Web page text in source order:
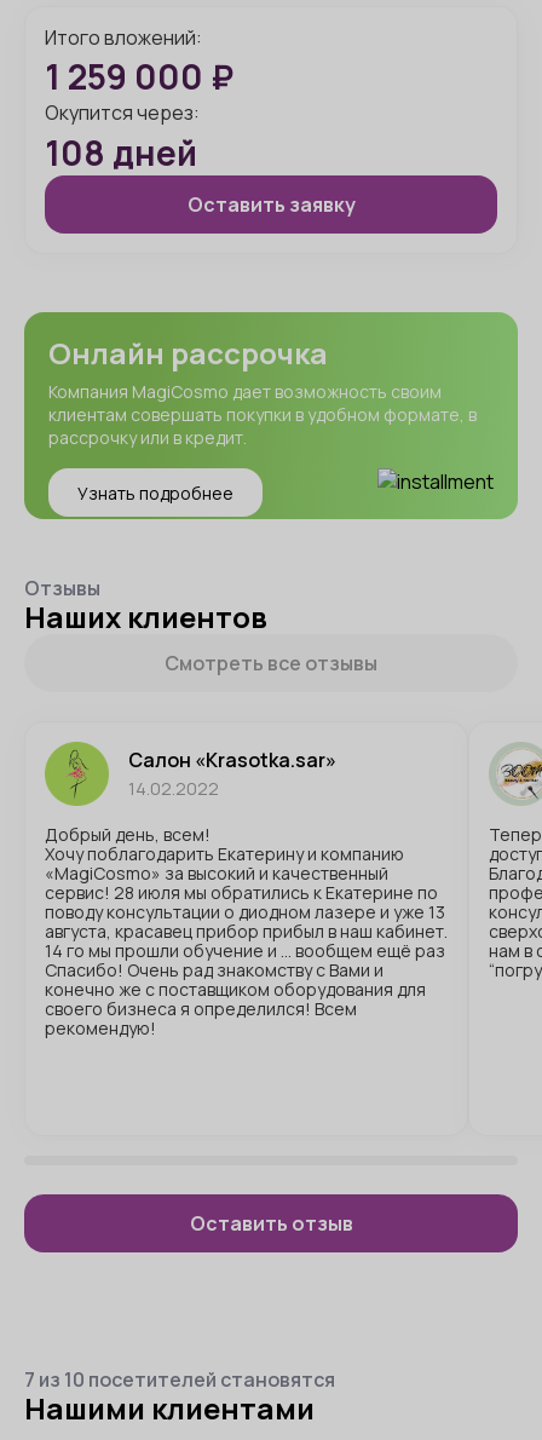
Итого вложений:
1 259 000 ₽
Окупится через:
108 дней
Оставить заявку
Онлайн рассрочка
Компания MagiCosmo дает возможность своим
клиентам совершать покупки в удобном формате, в
рассрочку или в кредит.
Узнать подробнее
Отзывы
Наших клиентов
Смотреть все отзывы
Салон «Krasotka.sar»
14.02.2022
Добрый день, всем!
Хочу поблагодарить Екатерину и компанию
«MagiCosmo» за высокий и качественный
сервис! 28 июля мы обратились к Екатерине по
поводу консультации о диодном лазере и уже 13
августа, красавец прибор прибыл в наш кабинет.
14 го мы прошли обучение и … вообщем ещё раз
Спасибо! Очень рад знакомству с Вами и
конечно же с поставщиком оборудования для
своего бизнеса я определился! Всем
рекомендую!
нам в
Оставить отзыв
7 из 10 посетителей становятся
Нашими клиентами